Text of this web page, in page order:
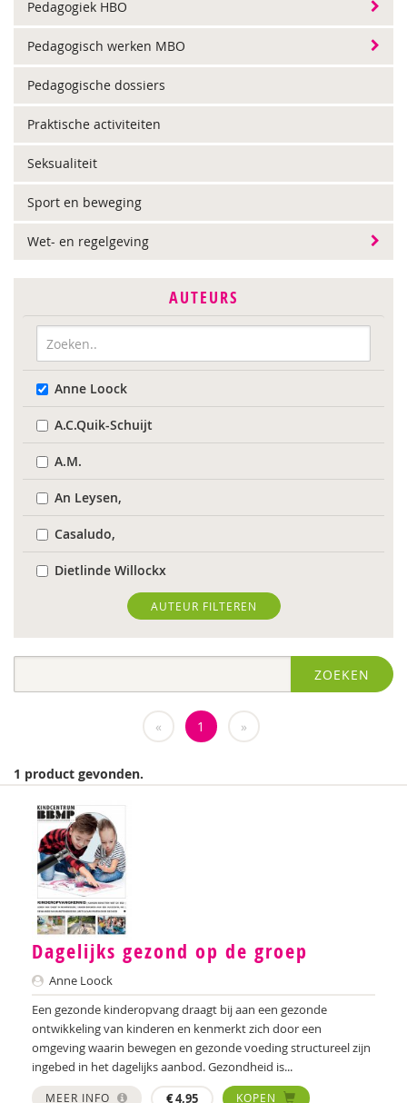
Pedagogiek HBO
Pedagogisch werken MBO
Pedagogische dossiers
Praktische activiteiten
Seksualiteit
Sport en beweging
Wet- en regelgeving
AUTEURS
Anne Loock
A.C.Quik-Schuijt
A.M.
An Leysen,
Casaludo,
Dietlinde Willockx
Landelijk Kenniscentrum LVB
Respect Foundation
Brenda Abrahamse-Van Beek
Marijke Adema
Ilse Aerden
Pauline van Aken
Evelyn Akkermans
Teatske Altenburg
Creative Learning and Play
Iris Andriessen
AUTEUR FILTEREN
ZOEKEN
« 1 »
1 product gevonden.
Dagelijks gezond op de groep
Anne Loock
Een gezonde kinderopvang draagt bij aan een gezonde
ontwikkeling van kinderen en kenmerkt zich door een
omgeving waarin bewegen en gezonde voeding structureel zijn
ingebed in het dagelijks aanbod. Gezondheid is...
MEER INFO €4,95
KOPEN